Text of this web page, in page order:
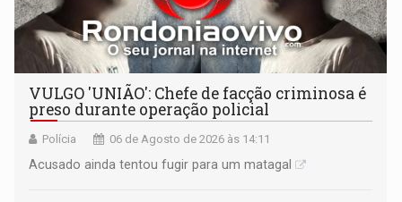
VULGO 'UNIÃO': Chefe de facção criminosa é
preso durante operação policial
Polícia 06 de Agosto de 2026 às 14:11
Acusado ainda tentou fugir para um matagal